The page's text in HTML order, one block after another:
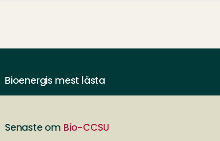
Bioenergis mest lästa
Senaste om Bio-CCSU